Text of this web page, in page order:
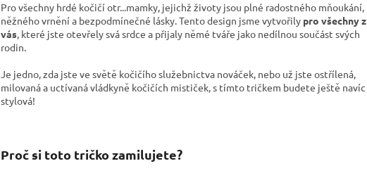
Pro všechny hrdé kočičí otr...mamky, jejichž životy jsou plné radostného mňoukání,
něžného vrnění a bezpodmínečné lásky. Tento design jsme vytvořily pro všechny z
vás, které jste otevřely svá srdce a přijaly němé tváře jako nedílnou součást svých
rodin.
Je jedno, zda jste ve světě kočičího služebnictva nováček, nebo už jste ostřílená,
milovaná a uctívaná vládkyně kočičích mističek, s tímto tričkem budete ještě navíc
stylová!
Proč si toto tričko zamilujete?